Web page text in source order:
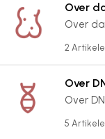
Over
Over
2
Over
Over
5